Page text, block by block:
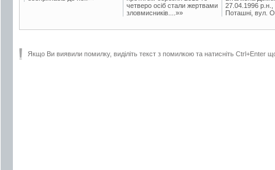
четверо осіб стали жертвами
зловмисників....»»
27.04.1996 р.н.,
Поташні, вул.
Якщо Ви виявили помилку, виділіть текст з помилкою та натисніть Ctrl+Enter